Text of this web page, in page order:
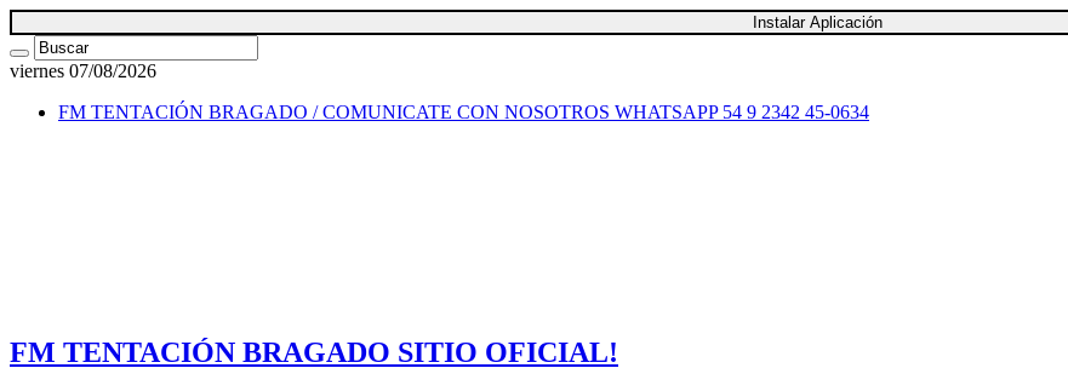
Instalar Aplicación
viernes 07/08/2026
FM TENTACIÓN BRAGADO / COMUNICATE CON NOSOTROS WHATSAPP 54 9 2342 45-0634
FM TENTACIÓN BRAGADO SITIO OFICIAL!